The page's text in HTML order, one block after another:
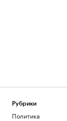
Рубрики
Политика